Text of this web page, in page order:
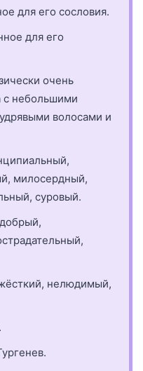
для его сословия.
для его
очень
с небольшими
волосами и
милосердный,
суровый.
нелюдимый,